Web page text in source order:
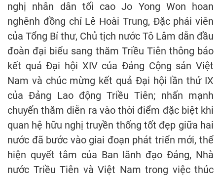
nghị nhân dân tối cao Jo Yong Won hoan
nghênh đồng chí Lê Hoài Trung, Đặc phái viên
của Tổng Bí thư, Chủ tịch nước Tô Lâm dẫn đầu
đoàn đại biểu sang thăm Triều Tiên thông báo
kết quả Đại hội XIV của Đảng Cộng sản Việt
Nam và chúc mừng kết quả Đại hội lần thứ IX
của Đảng Lao động Triều Tiên; nhấn mạnh
chuyến thăm diễn ra vào thời điểm đặc biệt khi
quan hệ hữu nghị truyền thống tốt đẹp giữa hai
nước đã bước vào giai đoạn phát triển mới, thể
hiện quyết tâm của Ban lãnh đạo Đảng, Nhà
nước Triều Tiên và Việt Nam trong việc thúc